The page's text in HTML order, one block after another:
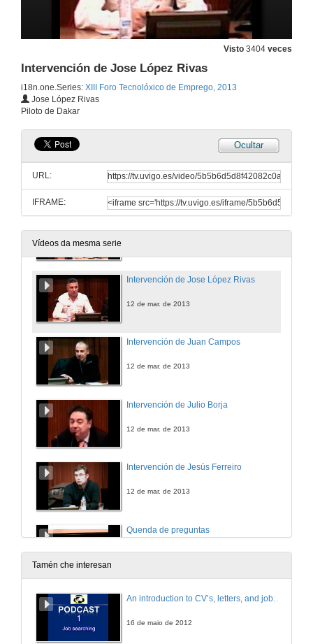
Visto 3404 veces
Intervención de Jose López Rivas
i18n.one.Series: XIII Foro Tecnolóxico de Emprego, 2013
Jose López Rivas
Piloto de Dakar
Ocultar
URL:
IFRAME:
Vídeos da mesma serie
Quenda de preguntas
Escudería Enxes Motor
Presentación do coloquio
12 de mar. de 2013
Intervención de Alex Pais
Intervención de Jose López Rivas
12 de mar. de 2013
Intervención de Juan Campos
12 de mar. de 2013
Intervención de Julio Borja
12 de mar. de 2013
Intervención de Jesús Ferreiro
12 de mar. de 2013
Quenda de preguntas
12 de mar. de 2013
Tamén che interesan
An introduction to CV’s, letters, and job searching
16 de maio de 2012